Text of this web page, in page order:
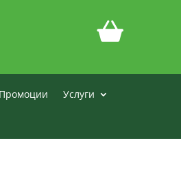
Промоции
Услуги